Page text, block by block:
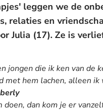
leggen we de
relaties en
Julia (17). Ze is
jongen die ik ken van de
met hem lachen, alleen
dan kom je er